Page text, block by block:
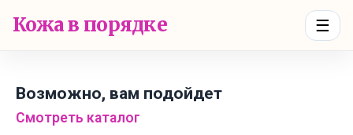
Кожа в порядке ☰
Возможно, вам подойдет
Смотреть каталог